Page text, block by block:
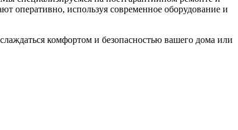
оперативно, используя современное оборудование и
комфортом и безопасностью вашего дома или